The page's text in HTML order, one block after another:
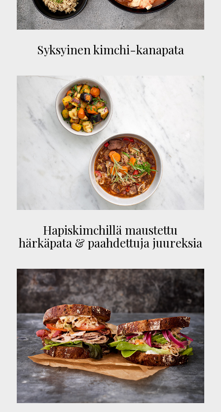
Syksyinen kimchi-kanapata
Hapiskimchillä maustettu
härkäpata & paahdettuja juureksia